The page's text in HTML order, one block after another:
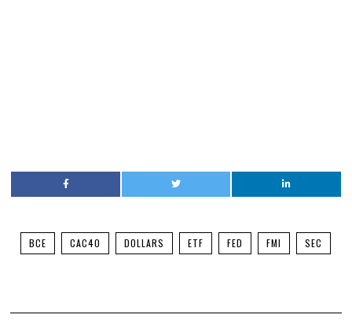
BCE CAC40 DOLLARS ETF FED FMI SEC